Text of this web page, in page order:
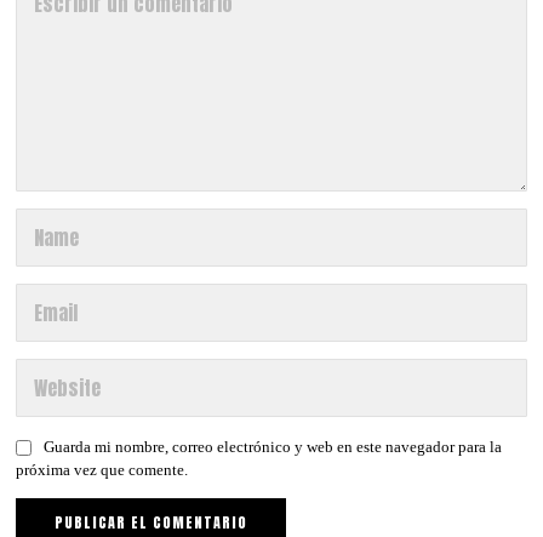
Guarda mi nombre, correo electrónico y web en este navegador para la
próxima vez que comente.